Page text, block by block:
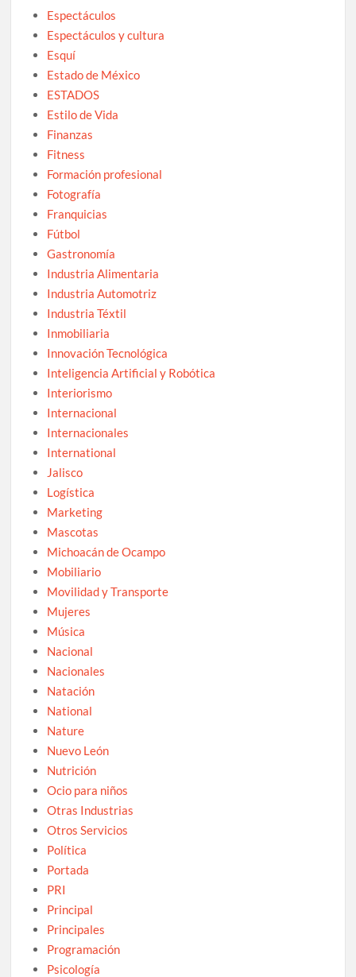
Espectáculos
Espectáculos y cultura
Esquí
Estado de México
ESTADOS
Estilo de Vida
Finanzas
Fitness
Formación profesional
Fotografía
Franquicias
Fútbol
Gastronomía
Industria Alimentaria
Industria Automotriz
Industria Téxtil
Inmobiliaria
Innovación Tecnológica
Inteligencia Artificial y Robótica
Interiorismo
Internacional
Internacionales
International
Jalisco
Logística
Marketing
Mascotas
Michoacán de Ocampo
Mobiliario
Movilidad y Transporte
Mujeres
Música
Nacional
Nacionales
Natación
National
Nature
Nuevo León
Nutrición
Ocio para niños
Otras Industrias
Otros Servicios
Política
Portada
PRI
Principal
Principales
Programación
Psicología